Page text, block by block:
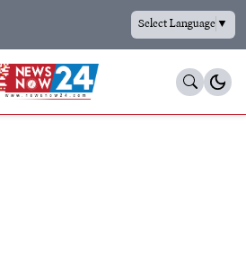
Select Language▼